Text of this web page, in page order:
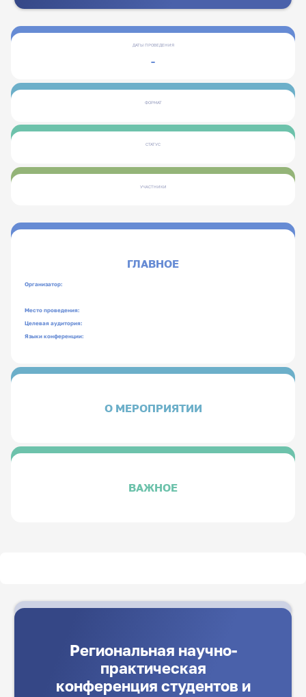
ДАТЫ ПРОВЕДЕНИЯ
-
ФОРМАТ
СТАТУС
УЧАСТНИКИ
ГЛАВНОЕ
Организатор:
Место проведения:
Целевая аудитория:
Языки конференции:
О МЕРОПРИЯТИИ
ВАЖНОЕ
Региональная научно-
практическая
конференция студентов и